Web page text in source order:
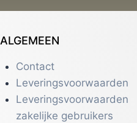
ALGEMEEN
Contact
Leveringsvoorwaarden
Leveringsvoorwaarden
zakelijke gebruikers